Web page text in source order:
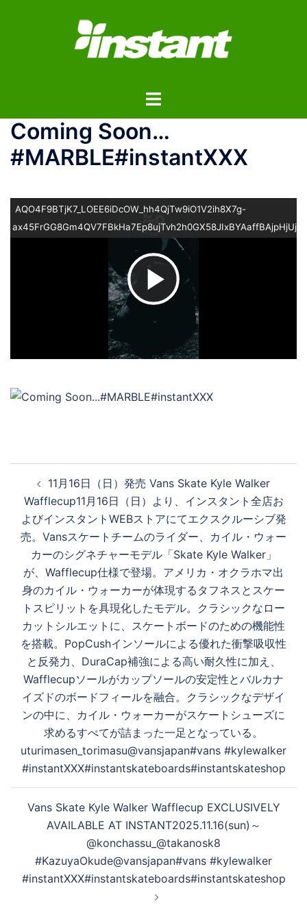
ス
ト
ル
ニ
ー
Coming Soon…
#MARBLE#instantXXX
AQO4F9BTjK7_LOEE6iDcOW_hh4QjTw9iO1V2ih8X7g-
ビ
再
生
す
る
ナ
ビ
ゲ
ー
シ
ョ
ン
11月16日（日）発売 Vans Skate Kyle Walker
Wafflecup11月16日（日）より、インスタント全店お
よびインスタントWEBストアにてエクスクルーシブ発
売。Vansスケートチームのライダー、カイル・ウォー
カーのシグネチャーモデル「Skate Kyle Walker」
が、Wafflecup仕様で登場。アメリカ・オクラホマ出
身のカイル・ウォーカーが体現するタフネスとスケー
トスピリットを具現化したモデル。クラシックなロー
カットシルエットに、スケートボードのための機能性
を搭載。PopCushインソールによる優れた衝撃吸収性
と反発力、DuraCap補強による高い耐久性に加え、
Wafflecupソールがカップソールの安定性とバルカナ
イズドのボードフィールを融合。クラシックなデザイ
ンの中に、カイル・ウォーカーがスケートシューズに
求めるすべてが詰まった一足となっている。
uturimasen_torimasu@vansjapan#vans #kylewalker
#instantXXX#instantskateboards#instantskateshop
Vans Skate Kyle Walker Wafflecup EXCLUSIVELY
AVAILABLE AT INSTANT2025.11.16(sun)～
@konchassu_@takanosk8
#KazuyaOkude@vansjapan#vans #kylewalker
#instantXXX#instantskateboards#instantskateshop